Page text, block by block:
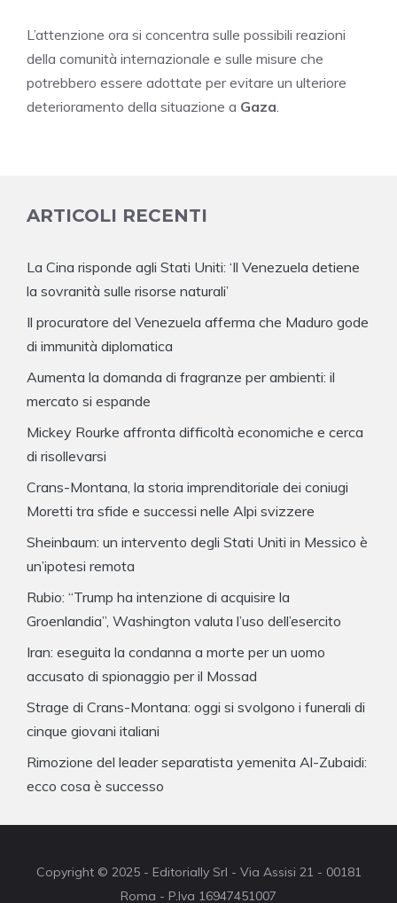
L’attenzione ora si concentra sulle possibili reazioni
della comunità internazionale e sulle misure che
potrebbero essere adottate per evitare un ulteriore
deterioramento della situazione a Gaza.
ARTICOLI RECENTI
La Cina risponde agli Stati Uniti: ‘Il Venezuela detiene
la sovranità sulle risorse naturali’
Il procuratore del Venezuela afferma che Maduro gode
di immunità diplomatica
Aumenta la domanda di fragranze per ambienti: il
mercato si espande
Mickey Rourke affronta difficoltà economiche e cerca
di risollevarsi
Crans-Montana, la storia imprenditoriale dei coniugi
Moretti tra sfide e successi nelle Alpi svizzere
Sheinbaum: un intervento degli Stati Uniti in Messico è
un’ipotesi remota
Rubio: “Trump ha intenzione di acquisire la
Groenlandia”, Washington valuta l’uso dell’esercito
Iran: eseguita la condanna a morte per un uomo
accusato di spionaggio per il Mossad
Strage di Crans-Montana: oggi si svolgono i funerali di
cinque giovani italiani
Rimozione del leader separatista yemenita Al-Zubaidi:
ecco cosa è successo
Copyright © 2025 - Editorially Srl - Via Assisi 21 - 00181
Roma - P.Iva 16947451007